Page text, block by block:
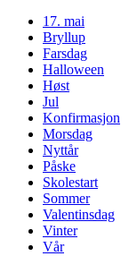
17. mai
Bryllup
Farsdag
Halloween
Høst
Jul
Konfirmasjon
Morsdag
Nyttår
Påske
Skolestart
Sommer
Valentinsdag
Vinter
Vår